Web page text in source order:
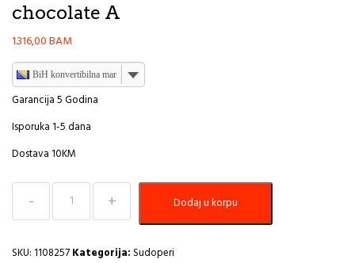
chocolate A
1.316,00BAM
BiH konvertibilna marka
Garancija 5 Godina
Isporuka 1-5 dana
Dostava 10KM
Sudoper
900x610
Sensual
G03M
Dodaj u korpu
SKU: 1108257Kategorija: Sudoperi